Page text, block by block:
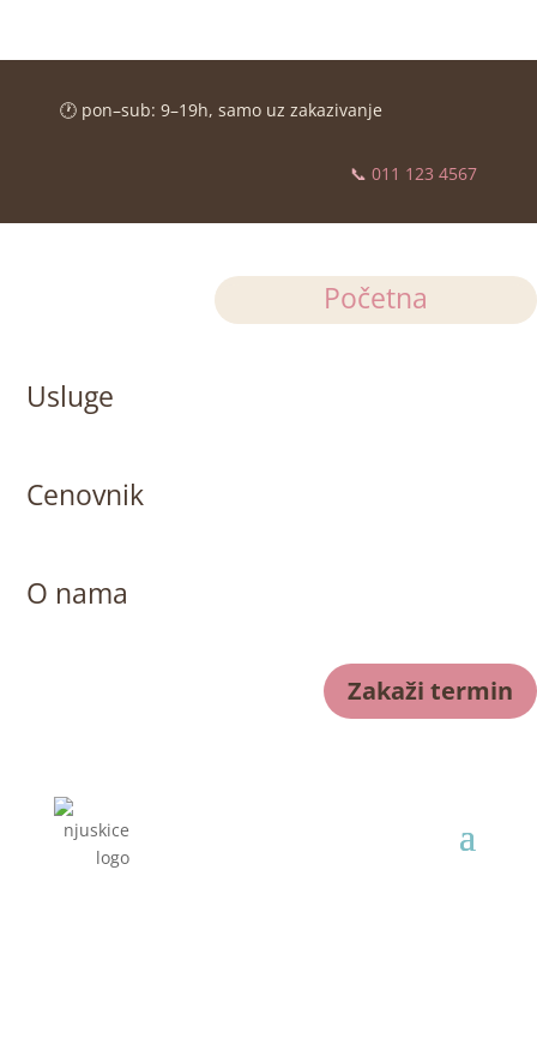
🕐 pon–sub: 9–19h, samo uz zakazivanje
📞 011 123 4567
Početna
Usluge
Cenovnik
O nama
Zakaži termin